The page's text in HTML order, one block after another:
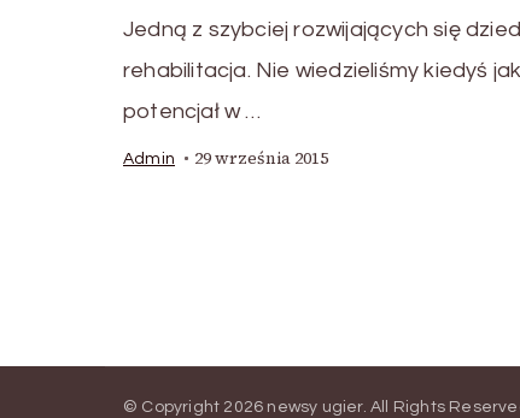
Jedną z szybciej rozwijających się
rehabilitacja. Nie wiedzieliśmy kiedyś
potencjał w …
Admin 29 września 2015
© Copyright 2026 newsy ugier. All Rights